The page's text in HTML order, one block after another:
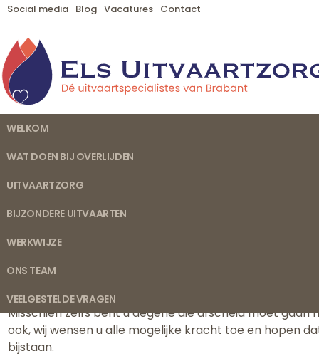
Social media Blog Vacatures Contact
WELKOM
WAT DOEN BIJ OVERLIJDEN
UITVAARTZORG
BIJZONDERE UITVAARTEN
WERKWIJZE
ONS TEAM
VEELGESTELDE VRAGEN
Uitvaartverzorging Knegsel
Misschien bezoekt u onze website omdat u zich op dit
ernstig ziek en komt mogelijk te overlijden. Of u hebt
Misschien zelfs bent u degene die afscheid moet gaan
ook, wij wensen u alle mogelijke kracht toe en hopen
bijstaan.